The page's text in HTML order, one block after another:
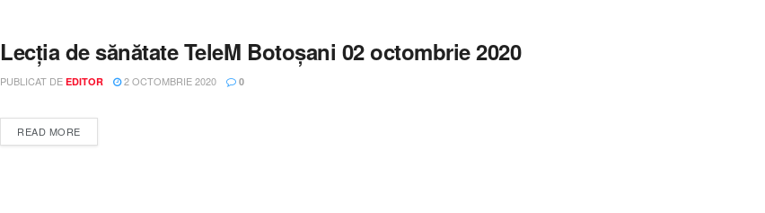
Lecția de sănătate TeleM Botoșani 02 octombrie 2020
PUBLICAT DE EDITOR 2 OCTOMBRIE 2020 0
READ MOREDETAILS